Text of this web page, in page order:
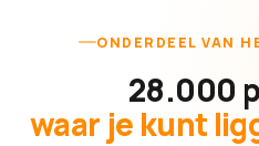
ONDERDEEL VAN
28.000
waar je kunt